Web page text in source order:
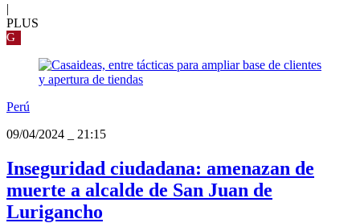
|
PLUS
G
Perú
09/04/2024
21:15
Inseguridad ciudadana: amenazan de
muerte a alcalde de San Juan de
Lurigancho